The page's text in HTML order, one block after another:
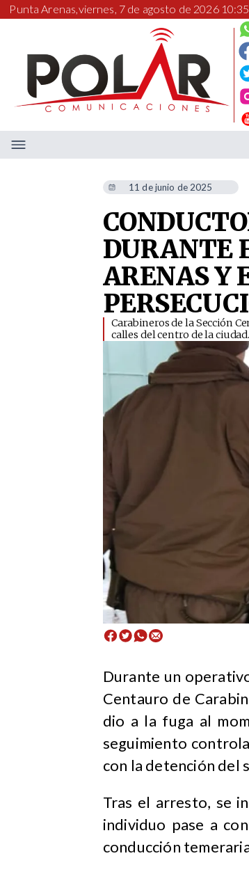
Punta Arenas,viernes, 7 de agosto de 2026 10:35
11 de junio de 2025
DURANTE
ARENAS Y
​Carabineros de la Sección
calles del centro de la ciudad.
Durante un
Centauro de
dio a la fuga al
seguimiento
con la detención del
Tras el arresto, se
individuo pase a
conducción